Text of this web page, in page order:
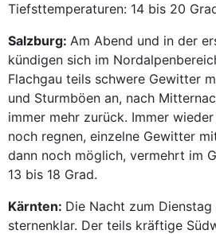
Tiefsttemperaturen: 14 bis 20
Salzburg: Am Abend und in der
kündigen sich im
Flachgau teils schwere Gewitter
und Sturmböen an, nach
immer mehr zurück. Immer
noch regnen, einzelne Gewitter
dann noch möglich, vermehrt im
13 bis 18 Grad.
Kärnten: Die Nacht zum
sternenklar. Der teils kräftige